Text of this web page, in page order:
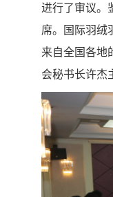
进行了审议。
席。国际羽绒
来自全国各地
会秘书长许杰